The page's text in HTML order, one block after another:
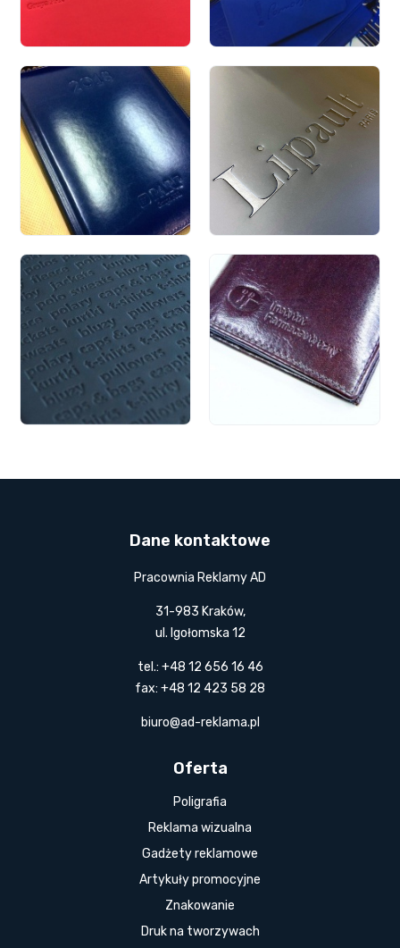
Dane kontaktowe
Pracownia Reklamy AD
31-983 Kraków,
ul. Igołomska 12
tel.: +48 12 656 16 46
fax: +48 12 423 58 28
biuro@ad-reklama.pl
Oferta
Poligrafia
Reklama wizualna
Gadżety reklamowe
Artykuły promocyjne
Znakowanie
Druk na tworzywach